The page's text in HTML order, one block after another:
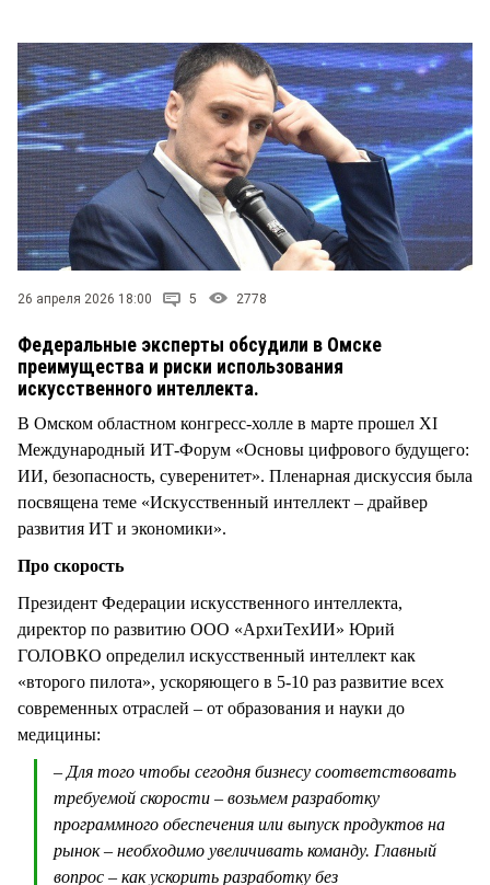
СТИЛЬ ЖИЗНИ
26 апреля 2026 18:00 5 2778
Федеральные эксперты обсудили в Омске
преимущества и риски использования
искусственного интеллекта.
В Омском областном конгресс-холле в марте прошел XI
Международный ИТ-Форум «Основы цифрового будущего:
ИИ, безопасность, суверенитет». Пленарная дискуссия была
посвящена теме «Искусственный интеллект – драйвер
развития ИТ и экономики».
Про скорость
Президент Федерации искусственного интеллекта,
директор по развитию ООО «АрхиТехИИ» Юрий
ГОЛОВКО определил искусственный интеллект как
«второго пилота», ускоряющего в 5-10 раз развитие всех
современных отраслей – от образования и науки до
медицины:
– Для того чтобы сегодня бизнесу соответствовать
требуемой скорости – возьмем разработку
программного обеспечения или выпуск продуктов на
рынок – необходимо увеличивать команду. Главный
вопрос – как ускорить разработку без